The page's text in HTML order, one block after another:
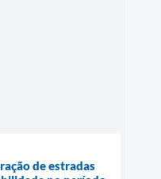
de estradas